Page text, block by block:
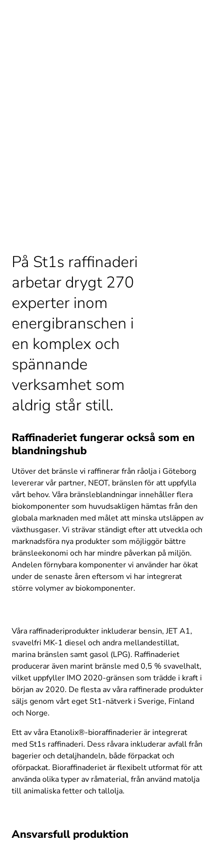
På St1s raffinaderi
arbetar drygt 270
experter inom
energibranschen i
en komplex och
spännande
verksamhet som
aldrig står still.
Raffinaderiet fungerar också som en
blandningshub
Utöver det bränsle vi raffinerar från råolja i Göteborg
levererar vår partner, NEOT, bränslen för att uppfylla
vårt behov. Våra bränsleblandningar innehåller flera
biokomponenter som huvudsakligen hämtas från den
globala marknaden med målet att minska utsläppen av
växthusgaser. Vi strävar ständigt efter att utveckla och
marknadsföra nya produkter som möjliggör bättre
bränsleekonomi och har mindre påverkan på miljön.
Andelen förnybara komponenter vi använder har ökat
under de senaste åren eftersom vi har integrerat
större volymer av biokomponenter.
Våra raffinaderiprodukter inkluderar bensin, JET A1,
svavelfri MK-1 diesel och andra mellandestillat,
marina bränslen samt gasol (LPG). Raffinaderiet
producerar även marint bränsle med 0,5 % svavelhalt,
vilket uppfyller IMO 2020-gränsen som trädde i kraft i
början av 2020. De flesta av våra raffinerade produkter
säljs genom vårt eget St1-nätverk i Sverige, Finland
och Norge.
Ett av våra Etanolix®-bioraffinaderier är integrerat
med St1s raffinaderi. Dess råvara inkluderar avfall från
bagerier och detaljhandeln, både förpackat och
oförpackat. Bioraffinaderiet är flexibelt utformat för att
använda olika typer av råmaterial, från använd matolja
till animaliska fetter och tallolja.
Ansvarsfull produktion